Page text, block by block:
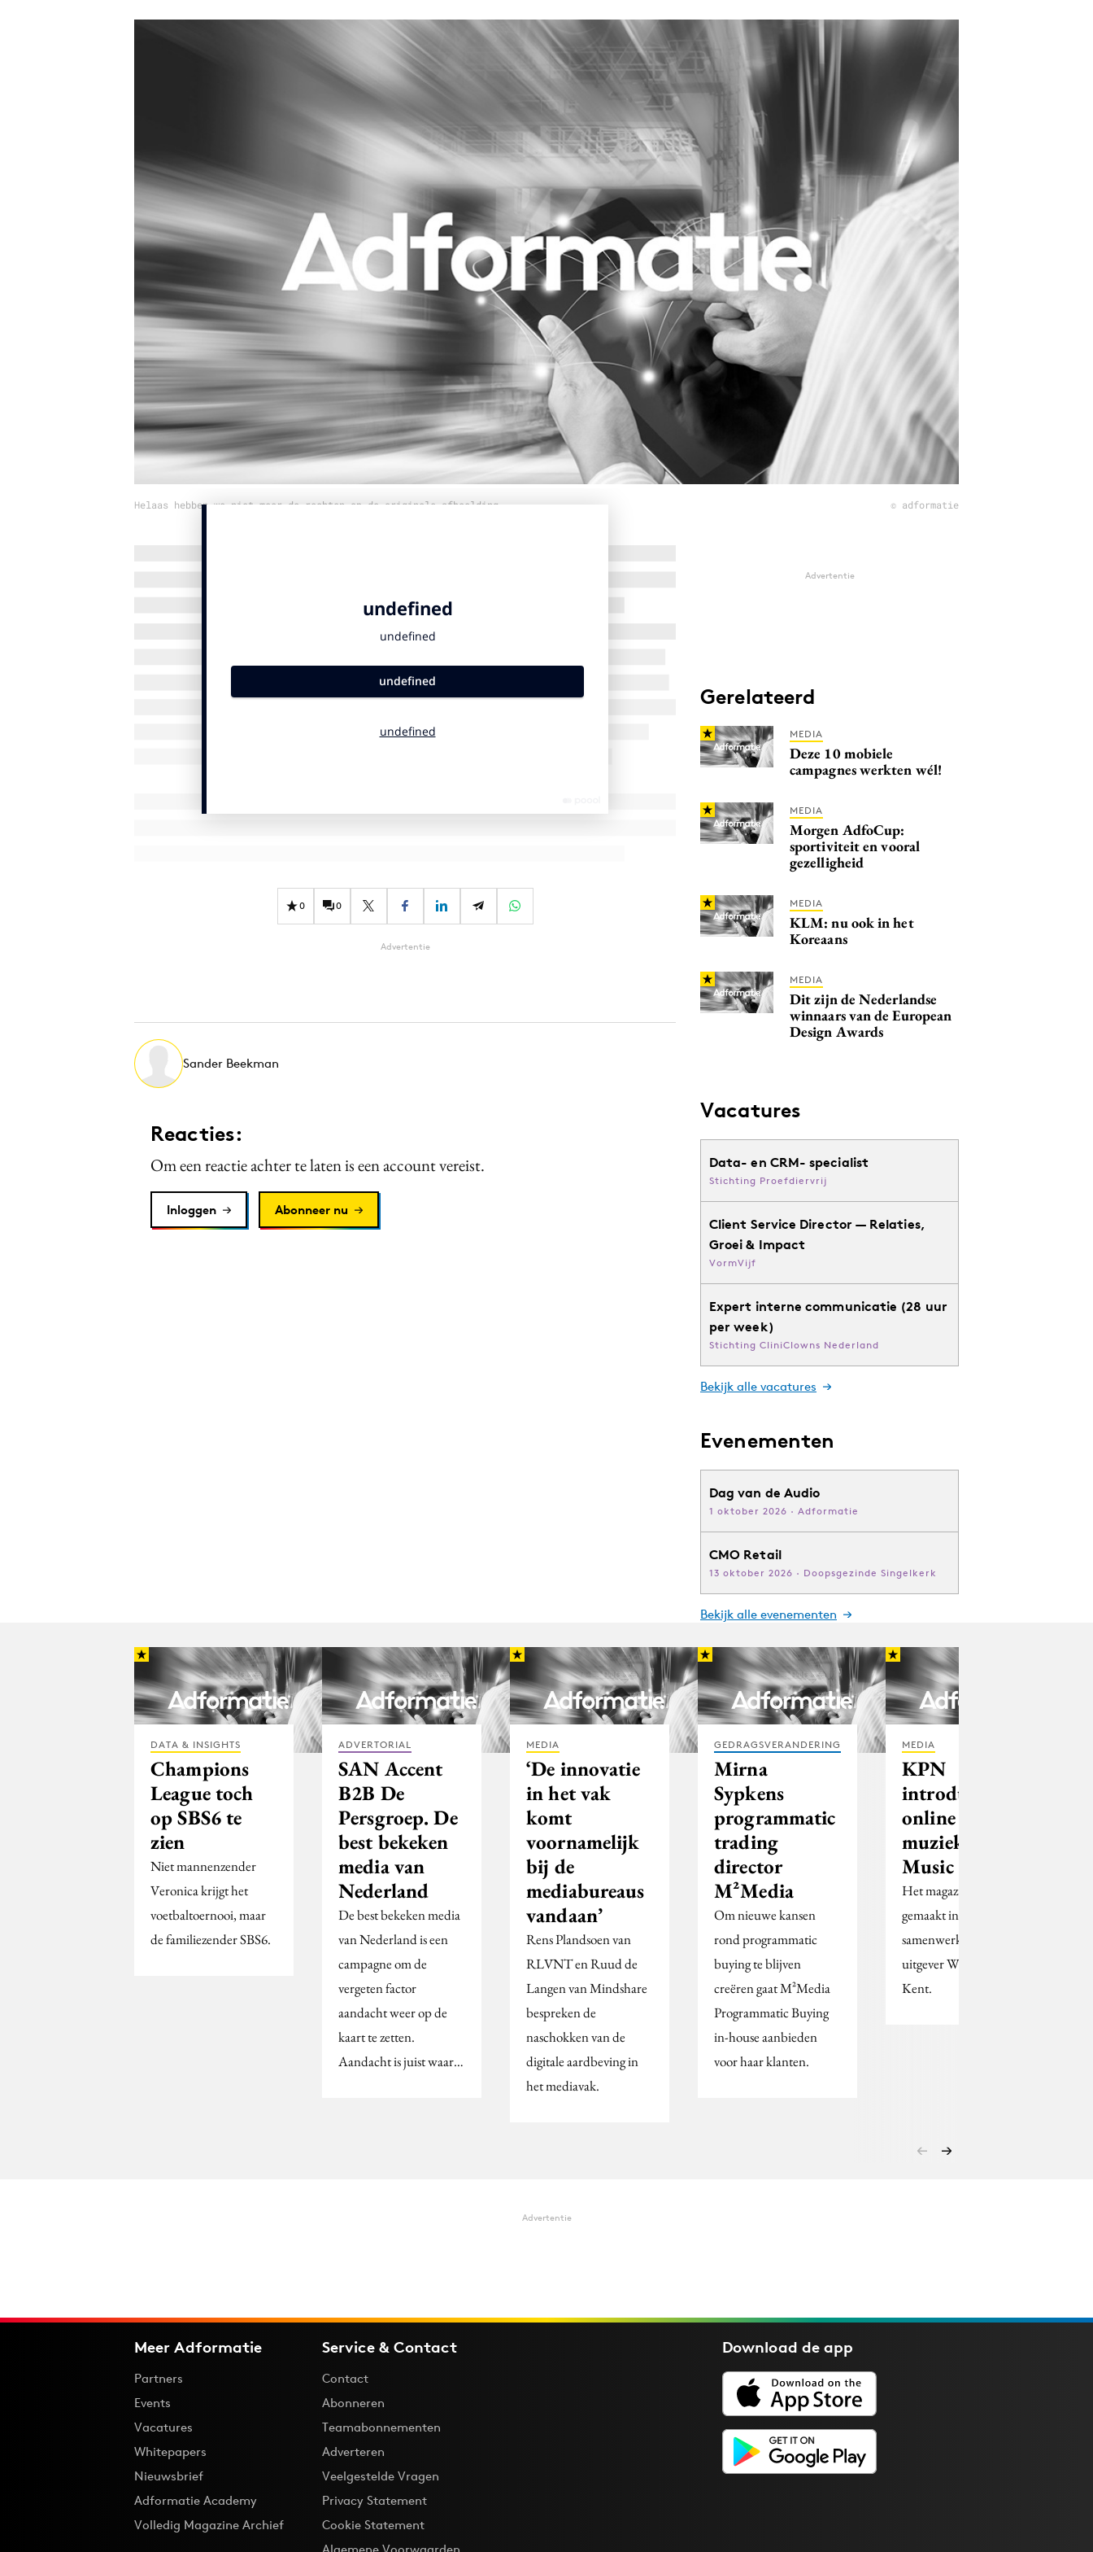
Gedragsverandering
Interne communicatie
Purpose Marketing
Reputatie & crisis
Helaas hebben we niet meer de rechten op de originele afbeelding © adformatie
0 0
Advertentie
Sander Beekman
Reacties:
Om een reactie achter te laten is een account vereist.
Inloggen Abonneer nu
Advertentie
Gerelateerd
MEDIA
Deze 10 mobiele
campagnes werkten wél!
MEDIA
Morgen AdfoCup:
sportiviteit en vooral
gezelligheid
MEDIA
KLM: nu ook in het
Koreaans
MEDIA
Dit zijn de Nederlandse
winnaars van de European
Design Awards
Vacatures
Data- en CRM- specialist
Stichting Proefdiervrij
Client Service Director — Relaties,
Groei & Impact
VormVijf
Expert interne communicatie (28 uur
per week)
Stichting CliniClowns Nederland
Bekijk alle vacatures
Evenementen
Dag van de Audio
1 oktober 2026 · Adformatie
CMO Retail
13 oktober 2026 · Doopsgezinde Singelkerk
Bekijk alle evenementen
DATA & INSIGHTS
Champions
League toch
op SBS6 te
zien
Niet mannenzender
Veronica krijgt het
voetbaltoernooi, maar
de familiezender SBS6.
ADVERTORIAL
SAN Accent
B2B De
Persgroep. De
best bekeken
media van
Nederland
De best bekeken media
van Nederland is een
campagne om de
vergeten factor
aandacht weer op de
kaart te zetten.
Aandacht is juist waar…
MEDIA
‘De innovatie
in het vak
komt
voornamelijk
bij de
mediabureaus
vandaan’
Rens Plandsoen van
RLVNT en Ruud de
Langen van Mindshare
bespreken de
naschokken van de
digitale aardbeving in
het mediavak.
GEDRAGSVERANDERING
Mirna
Sypkens
programmatic
trading
director
M²Media
Om nieuwe kansen
rond programmatic
buying te blijven
creëren gaat M²Media
Programmatic Buying
in-house aanbieden
voor haar klanten.
MEDIA
KPN
introduceert
online
muziekmagazine
Music State
Het magazine wordt
gemaakt in
samenwerking met
uitgever Wayne Parker
Kent.
Advertentie
Meer Adformatie
Partners
Events
Vacatures
Whitepapers
Nieuwsbrief
Adformatie Academy
Volledig Magazine Archief
Service & Contact
Contact
Abonneren
Teamabonnementen
Adverteren
Veelgestelde Vragen
Privacy Statement
Cookie Statement
Download deapp